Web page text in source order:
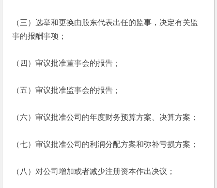
（三）选举和更换由股东代表出任的监事，决定有关监
事的报酬事项；
（四）审议批准董事会的报告；
（五）审议批准监事会的报告；
（六）审议批准公司的年度财务预算方案、决算方案；
（七）审议批准公司的利润分配方案和弥补亏损方案；
（八）对公司增加或者减少注册资本作出决议；